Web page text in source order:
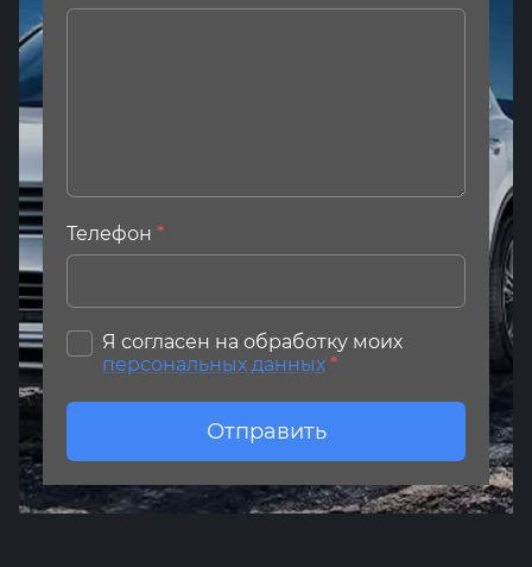
Телефон *
Я согласен на обработку моих
персональных данных *
Отправить